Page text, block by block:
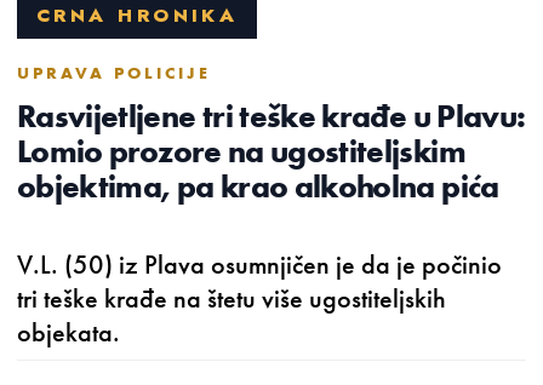
CRNA HRONIKA
UPRAVA POLICIJE
Rasvijetljene tri teške krađe u Plavu:
Lomio prozore na ugostiteljskim
objektima, pa krao alkoholna pića
V.L. (50) iz Plava osumnjičen je da je počinio
tri teške krađe na štetu više ugostiteljskih
objekata.